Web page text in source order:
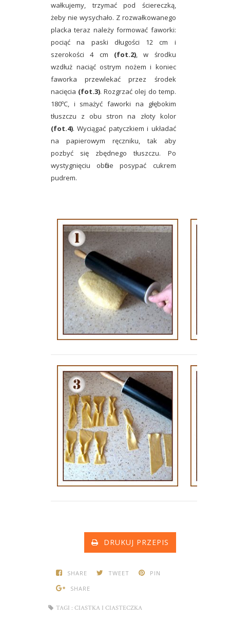
wałkujemy, trzymać pod ściereczką,
żeby nie wysychało. Z rozwałkowanego
placka teraz należy formować faworki:
pociąć na paski długości 12 cm i
szerokości 4 cm (fot.2), w środku
wzdłuż naciąć ostrym nożem i koniec
faworka przewlekać przez środek
nacięcia (fot.3). Rozgrzać olej do temp.
180ºC, i smażyć faworki na głębokim
tłuszczu z obu stron na złoty kolor
(fot.4). Wyciągać patyczkiem i układać
na papierowym ręczniku, tak aby
pozbyć się zbędnego tłuszczu. Po
wystygnięciu obficie posypać cukrem
pudrem.
DRUKUJ PRZEPIS
SHARE TWEET
PIN
SHARE
TAGI : CIASTKA I CIASTECZKA